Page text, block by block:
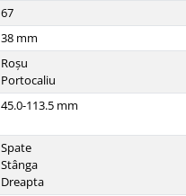
67
38 mm
Roșu
Portocaliu
45.0-113.5 mm
Spate
Stânga
Dreapta